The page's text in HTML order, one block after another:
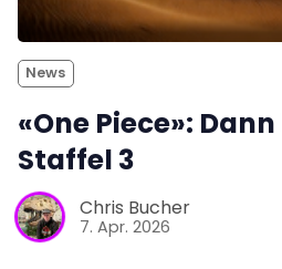
News
«One Piece»:
Staffel 3
Chris Bucher
7. Apr. 2026